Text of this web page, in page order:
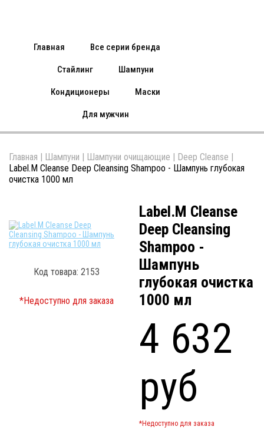
Главная Все серии бренда
Стайлинг Шампуни
Кондиционеры Маски
Для мужчин
Главная | Шампуни | Шампуни очищающие | Deep Cleanse |
Label.M Cleanse Deep Cleansing Shampoo - Шампунь глубокая
очистка 1000 мл
Код товара: 2153
*Недоступно для заказа
Label.M Cleanse
Deep Cleansing
Shampoo -
Шампунь
глубокая очистка
1000 мл
4 632
руб
*Недоступно для заказа